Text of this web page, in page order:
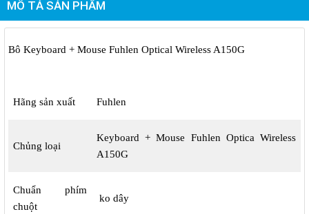
MÔ TẢ SẢN PHẨM
Bô Keyboard + Mouse Fuhlen Optical Wireless A150G
Hãng sản xuất Fuhlen
Chủng loại
Keyboard + Mouse Fuhlen Optica Wireless
A150G
Chuẩn phím
chuột
ko dây